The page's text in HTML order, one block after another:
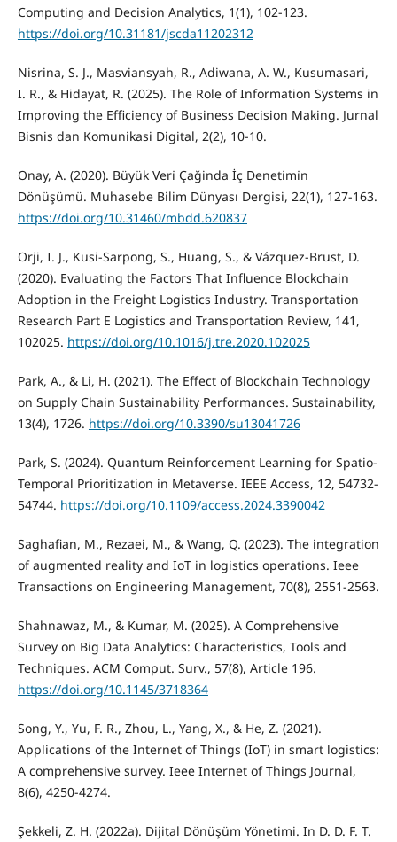
Computing and Decision Analytics, 1(1), 102-123.
https://doi.org/10.31181/jscda11202312
Nisrina, S. J., Masviansyah, R., Adiwana, A. W., Kusumasari,
I. R., & Hidayat, R. (2025). The Role of Information Systems in
Improving the Efficiency of Business Decision Making. Jurnal
Bisnis dan Komunikasi Digital, 2(2), 10-10.
Onay, A. (2020). Büyük Veri̇ Çağinda İç Deneti̇mi̇n
Dönüşümü. Muhasebe Bilim Dünyası Dergisi, 22(1), 127-163.
https://doi.org/10.31460/mbdd.620837
Orji, I. J., Kusi‐Sarpong, S., Huang, S., & Vázquez‐Brust, D.
(2020). Evaluating the Factors That Influence Blockchain
Adoption in the Freight Logistics Industry. Transportation
Research Part E Logistics and Transportation Review, 141,
102025. https://doi.org/10.1016/j.tre.2020.102025
Park, A., & Li, H. (2021). The Effect of Blockchain Technology
on Supply Chain Sustainability Performances. Sustainability,
13(4), 1726. https://doi.org/10.3390/su13041726
Park, S. (2024). Quantum Reinforcement Learning for Spatio-
Temporal Prioritization in Metaverse. IEEE Access, 12, 54732-
54744. https://doi.org/10.1109/access.2024.3390042
Saghafian, M., Rezaei, M., & Wang, Q. (2023). The integration
of augmented reality and IoT in logistics operations. Ieee
Transactions on Engineering Management, 70(8), 2551-2563.
Shahnawaz, M., & Kumar, M. (2025). A Comprehensive
Survey on Big Data Analytics: Characteristics, Tools and
Techniques. ACM Comput. Surv., 57(8), Article 196.
https://doi.org/10.1145/3718364
Song, Y., Yu, F. R., Zhou, L., Yang, X., & He, Z. (2021).
Applications of the Internet of Things (IoT) in smart logistics:
A comprehensive survey. Ieee Internet of Things Journal,
8(6), 4250-4274.
Şekkeli, Z. H. (2022a). Dijital Dönüşüm Yönetimi. In D. D. F. T.